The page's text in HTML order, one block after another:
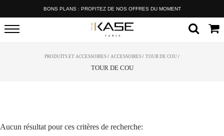
BONS PLANS : PROFITEZ DE NOS OFFRES DU MOMENT
PRODUITS ET ACCESSOIRES / ACCESSOIRES / TOUR DE COU /
TOUR DE COU
Aucun résultat pour ces critères de recherche: